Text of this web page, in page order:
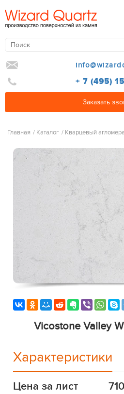
+ 7 (495)
Заказать
Главная / Каталог / Кварцевый
Vicostone Valley
Характеристики
Цена за лист